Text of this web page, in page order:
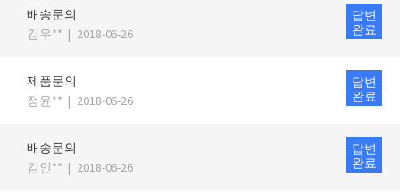
배송문의
김우** | 2018-06-26
답변
완료
제품문의
정윤** | 2018-06-26
답변
완료
배송문의
김인** | 2018-06-26
답변
완료